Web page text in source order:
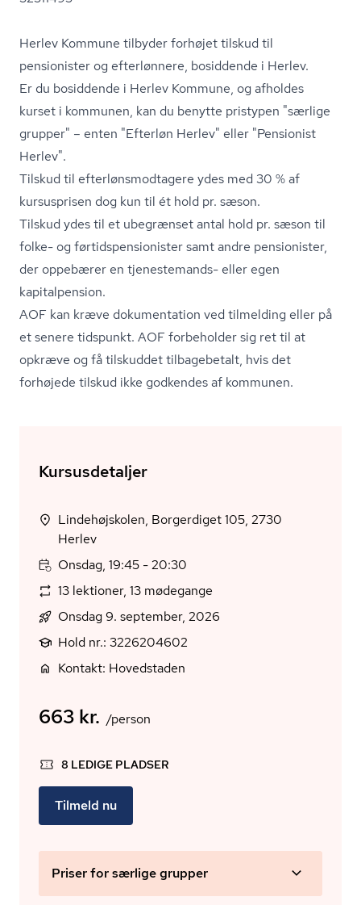
Herlev Kommune tilbyder forhøjet tilskud til
pensionister og efterlønnere, bosiddende i Herlev.
Er du bosiddende i Herlev Kommune, og afholdes
kurset i kommunen, kan du benytte pristypen "særlige
grupper" – enten "Efterløn Herlev" eller "Pensionist
Herlev".
Tilskud til ef­ter­løns­mod­ta­ge­re ydes med 30 % af
kursusprisen dog kun til ét hold pr. sæson.
Tilskud ydes til et ubegrænset antal hold pr. sæson til
folke- og før­tids­pen­sio­ni­ster samt andre pensionister,
der oppebærer en tjenestemands- eller egen
kapitalpension.
AOF kan kræve dokumentation ved tilmelding eller på
et senere tidspunkt. AOF forbeholder sig ret til at
opkræve og få tilskuddet tilbagebetalt, hvis det
forhøjede tilskud ikke godkendes af kommunen.
Kursusdetaljer
Lindehøjskolen, Borgerdiget 105, 2730
Herlev
Onsdag, 19:45 - 20:30
13 lektioner, 13 mødegange
Onsdag 9. september, 2026
Hold nr.: 3226204602
Kontakt: Hovedstaden
663 kr. /person
8 LEDIGE PLADSER
Tilmeld nu
Priser for særlige grupper